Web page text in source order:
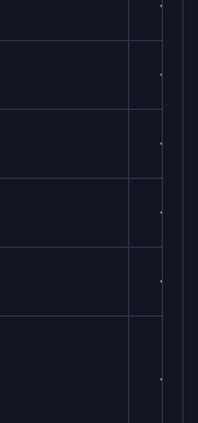
✓
✓
✓
✓
✓